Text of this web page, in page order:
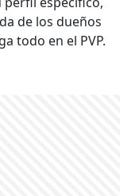
de los dueños
todo en el PVP.